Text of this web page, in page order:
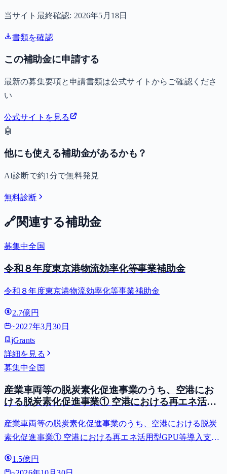
当サイト最終確認: 2026年5月18日
書類を確認
この補助金に申請する
最新の募集要項と申請書類は公式サイトからご確認くださ
い
公式サイトを見る
🤖
他にも使える補助金があるかも？
AI診断で約1分で無料発見
無料診断
🔗関連する補助金
募集中全国
令和８年度東京港物流効率化等事業補助金
令和８年度東京港物流効率化等事業補助金
2.7億円
~2027年3月30日
jGrants
詳細を見る
募集中全国
産業車両等の脱炭素化促進事業のうち、空港にお
ける脱炭素化促進事業① 空港における再エネ活用
費等補助金）
産業車両等の脱炭素化促進事業のうち、空港における脱炭
素化促進事業① 空港における再エネ活用型GPU等導入支援
1.5億円